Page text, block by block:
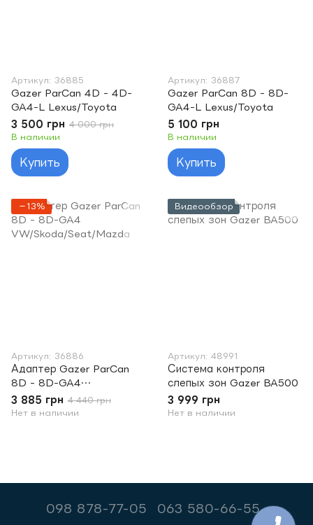
Артикул: 36885
Gazer ParCan 4D - 4D-
GA4-L Lexus/Toyota
3 500 грн 4 000 грн
В наличии
Купить
Артикул: 36887
Gazer ParCan 8D - 8D-
GA4-L Lexus/Toyota
5 100 грн
В наличии
Купить
−13%
Артикул: 36886
Адаптер Gazer ParCan
8D - 8D-GA4
VW/Skoda/Seat/Mazda
3 885 грн 4 440 грн
Нет в наличии
Видеообзор
Артикул: 48991
Система контроля
слепых зон Gazer BA500
3 999 грн
Нет в наличии
098 878-77-05
063 580-66-55